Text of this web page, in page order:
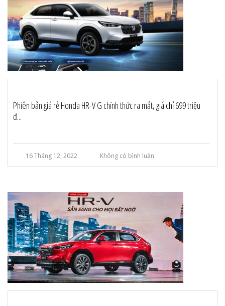
Phiên bản giá rẻ Honda HR-V G chính thức ra mắt, giá chỉ 699 triệu
đ...
16 Tháng 12, 2022 Không có bình luận